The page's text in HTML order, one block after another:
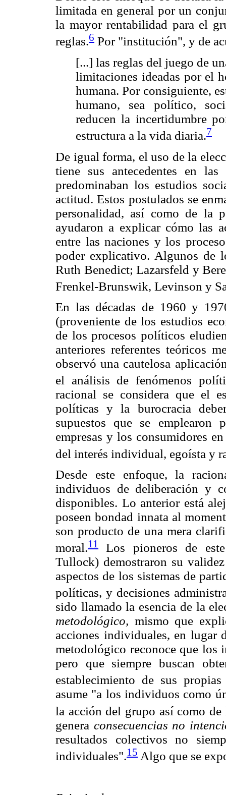
limitada en general por un
la mayor rentabilidad para el
reglas.6 Por "institución", y de
[...] las reglas del juego de
limitaciones ideadas por el
humana. Por consiguiente,
humano, sea político,
reducen la incertidumbre
estructura a la vida diaria.7
De igual forma, el uso de la
tiene sus antecedentes en
predominaban los estudios
actitud. Estos postulados se
personalidad, así como de la
ayudaron a explicar cómo las
entre las naciones y los
poder explicativo. Algunos de
Ruth Benedict; Lazarsfeld y
Frenkel-Brunswik, Levinson y
En las décadas de 1960 y
(proveniente de los estudios
de los procesos políticos
anteriores referentes teóricos
observó una cautelosa
el análisis de fenómenos
racional se considera que el
políticas y la burocracia
supuestos que se emplearon
empresas y los consumidores
del interés individual, egoísta y
Desde este enfoque, la
individuos de deliberación y
disponibles. Lo anterior está
poseen bondad innata al
son producto de una mera
moral.11
Los pioneros de
Tullock) demostraron su
aspectos de los sistemas de
políticas, y decisiones
sido llamado la esencia de la
metodológico, mismo que
acciones individuales, en lugar
metodológico reconoce que los
pero que siempre buscan
establecimiento de sus
asume "a los individuos como
la acción del grupo así como
genera consecuencias no
resultados colectivos no
individuales".15 Algo que se